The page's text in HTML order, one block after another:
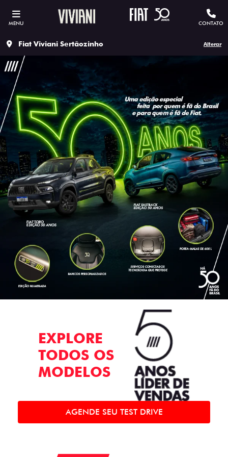
MENU CONTATO
Fiat Viviani Sertãozinho Alterar
EXPLORE
TODOS OS
MODELOS
AGENDE SEU TEST DRIVE